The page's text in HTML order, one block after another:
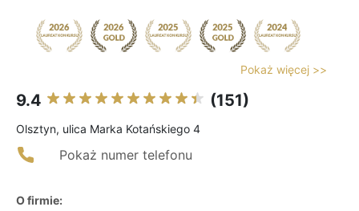
Pokaż więcej >>
9.4 (151)
Olsztyn, ulica Marka Kotańskiego 4
Pokaż numer telefonu
O firmie: